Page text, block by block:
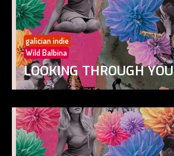
galician indie
Wild Balbina
LOOKING THROUGH YOU